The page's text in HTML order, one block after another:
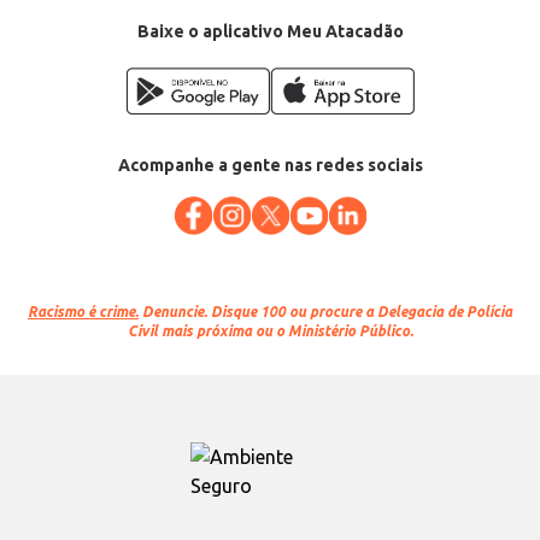
Baixe o aplicativo Meu Atacadão
Acompanhe a gente nas redes sociais
Racismo é crime. Denuncie. Disque 100 ou procure a Delegacia de Polícia
Civil mais próxima ou o Ministério Público.